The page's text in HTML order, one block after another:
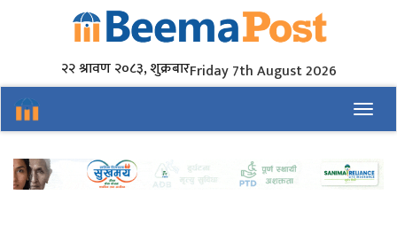
२२ श्रावण २०८३, शुक्रबारFriday 7th August 2026